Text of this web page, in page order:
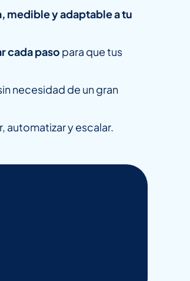
medible y adaptable a tu
cada paso para que tus
necesidad de un gran
automatizar y escalar.